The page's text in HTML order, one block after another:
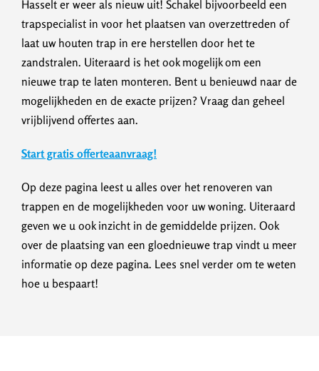
Hasselt er weer als nieuw uit! Schakel bijvoorbeeld een
trapspecialist in voor het plaatsen van overzettreden of
laat uw houten trap in ere herstellen door het te
zandstralen. Uiteraard is het ook mogelijk om een
nieuwe trap te laten monteren. Bent u benieuwd naar de
mogelijkheden en de exacte prijzen? Vraag dan geheel
vrijblijvend offertes aan.
Start gratis offerteaanvraag!
Op deze pagina leest u alles over het renoveren van
trappen en de mogelijkheden voor uw woning. Uiteraard
geven we u ook inzicht in de gemiddelde prijzen. Ook
over de plaatsing van een gloednieuwe trap vindt u meer
informatie op deze pagina. Lees snel verder om te weten
hoe u bespaart!